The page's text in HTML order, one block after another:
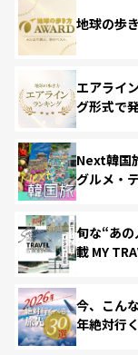
地球の歩
エアライ
グ形式で
Next韓国
グルメ・
旬な“あ
載 MY
今、こん
年絶対行